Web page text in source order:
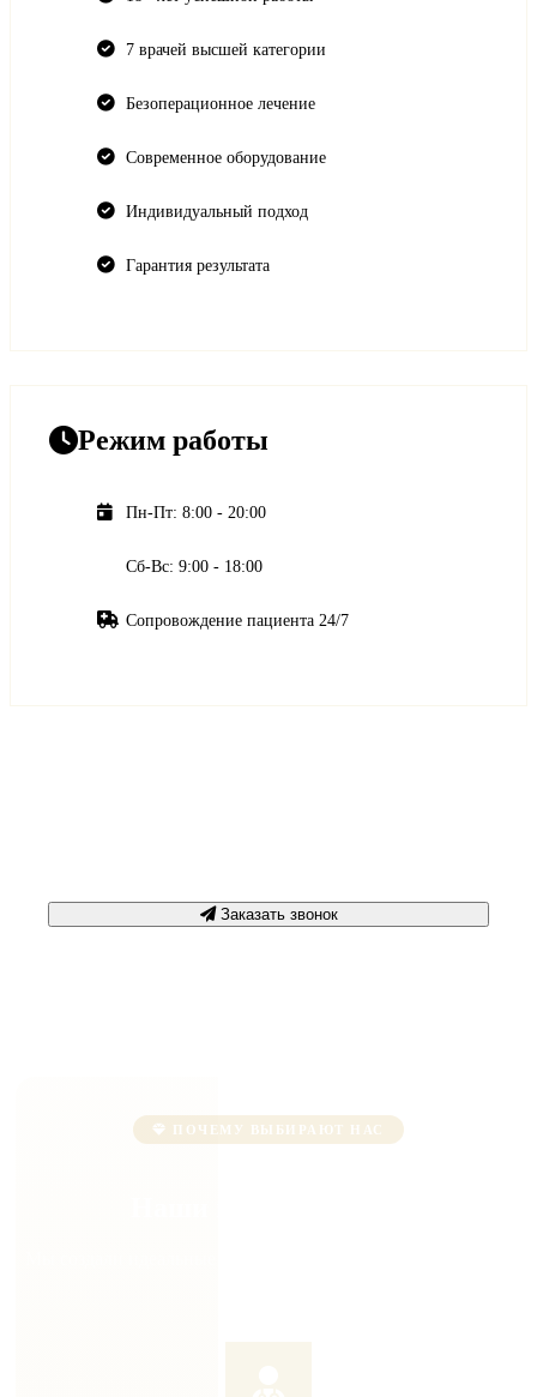
7 врачей высшей категории
Безоперационное лечение
Современное оборудование
Индивидуальный подход
Гарантия результата
Режим работы
Пн-Пт: 8:00 - 20:00
Сб-Вс: 9:00 - 18:00
Сопровождение пациента 24/7
Заказать звонок
ПОЧЕМУ ВЫБИРАЮТ НАС